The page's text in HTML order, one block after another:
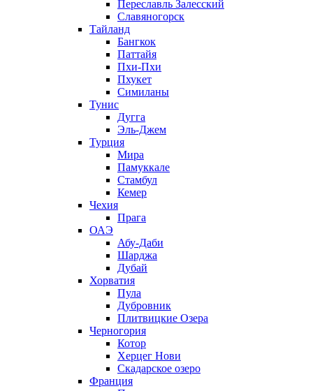
Переславль Залесский
Славяногорск
Тайланд
Бангкок
Паттайя
Пхи-Пхи
Пхукет
Симиланы
Тунис
Дугга
Эль-Джем
Турция
Мира
Памуккале
Стамбул
Кемер
Чехия
Прага
ОАЭ
Абу-Даби
Шарджа
Дубай
Хорватия
Пула
Дубровник
Плитвицкие Озера
Черногория
Котор
Херцег Нови
Скадарское озеро
Франция